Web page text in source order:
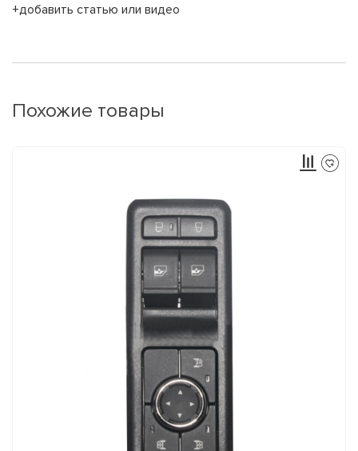
+добавить статью или видео
Похожие товары